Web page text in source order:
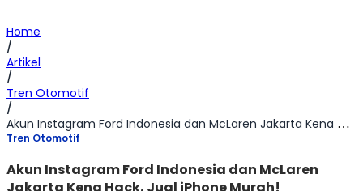
Home
/
Artikel
/
Tren Otomotif
/
Akun Instagram Ford Indonesia dan McLaren Jakarta Kena Hack, Jual iPhone Murah!
Tren Otomotif
Akun Instagram Ford Indonesia dan McLaren